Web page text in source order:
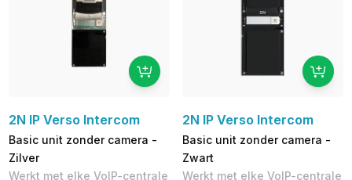
2N IP Verso Intercom
Basic unit zonder camera -
Zilver
Werkt met elke VoIP-centrale
2N IP Verso Intercom
Basic unit zonder camera -
Zwart
Werkt met elke VoIP-centrale